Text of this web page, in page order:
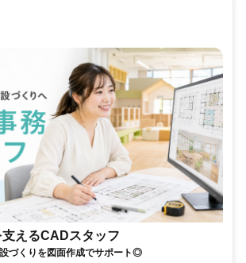
えるCADスタッフ
づくりを図面作成でサポート◎